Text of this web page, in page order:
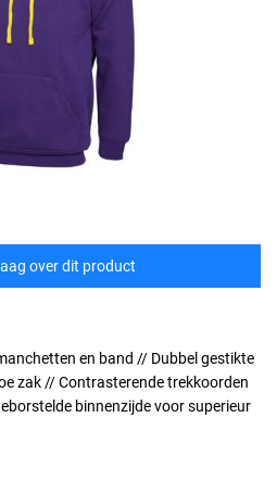
over dit product
en band // Dubbel gestikte
zak // Contrasterende trekkoorden
binnenzijde voor superieur